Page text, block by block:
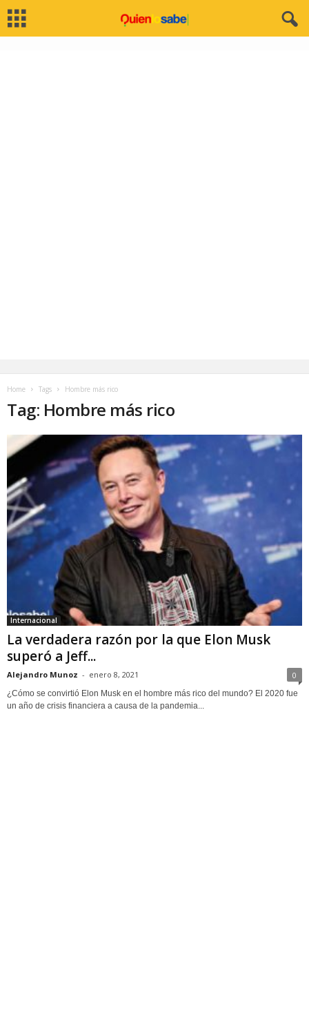
Home Tags Hombre más rico
Tag: Hombre más rico
Internacional
La verdadera razón por la que Elon Musk
superó a Jeff...
Alejandro Munoz - enero 8, 2021 0
¿Cómo se convirtió Elon Musk en el hombre más rico del mundo? El 2020 fue
un año de crisis financiera a causa de la pandemia...